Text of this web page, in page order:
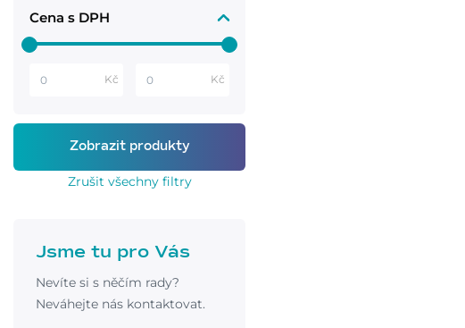
Cena s DPH
Kč Kč
Zrušit všechny filtry
Jsme tu pro Vás
Nevíte si s něčím rady?
Neváhejte nás kontaktovat.